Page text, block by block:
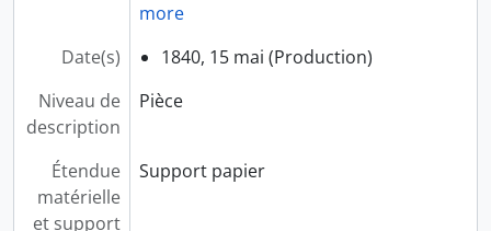
more
Date(s)
1840, 15 mai (Production)
Niveau de
description
Pièce
Étendue
matérielle
et support
Support papier